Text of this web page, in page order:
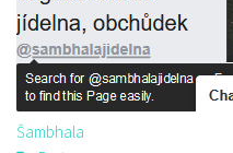
Šambhala